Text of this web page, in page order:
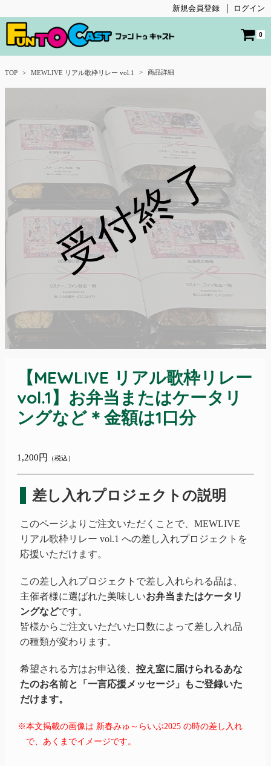
新規会員登録 ログイン
0
TOP MEWLIVE リアル歌枠リレー vol.1 商品詳細
受付終了
【MEWLIVE リアル歌枠リレー
vol.1】お弁当またはケータリ
ングなど＊金額は1口分
1,200円 （税込）
差し入れプロジェクトの説明
このページよりご注文いただくことで、 MEWLIVE
リアル歌枠リレー vol.1 への差し入れプロジェクトを
応援いただけます。
この差し入れプロジェクトで差し入れられる品は、
主催者様に選ばれた美味しいお弁当またはケータリ
ングなどです。
皆様からご注文いただいた口数によって差し入れ品
の種類が変わります。
希望される方はお申込後、 控え室に届けられるあな
たのお名前と「一言応援メッセージ」もご登録いた
だけます。
※本文掲載の画像は 新春みゅ～らいぶ2025 の時の差し入れ
で、あくまでイメージです。